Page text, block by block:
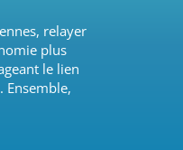
relayer
plus
le lien
Ensemble,